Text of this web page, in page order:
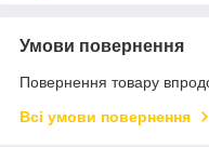
Умови повернення
Повернення товару
Всі умови повернення